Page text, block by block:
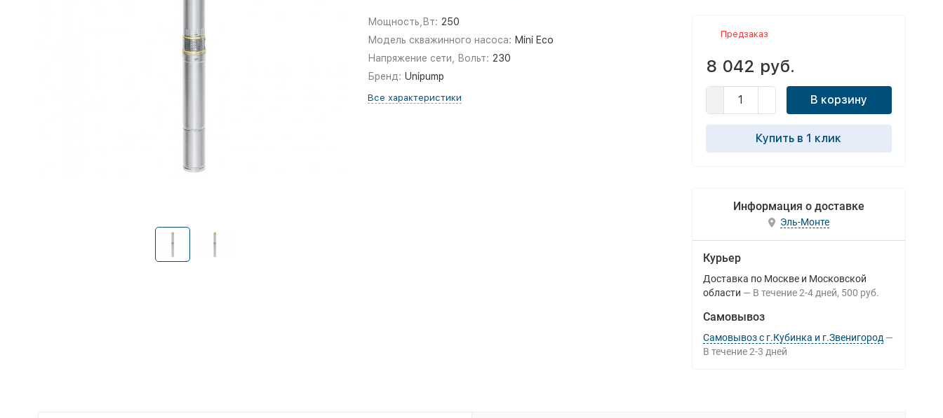
Мощность,Вт: 250
Модель скважинного насоса: Mini Eco
Напряжение сети, Вольт: 230
Бренд: Unipump
Все характеристики
Предзаказ
8 042 руб.
В корзину
Купить в 1 клик
Информация о доставке
Эль-Монте
Курьер
Доставка по Москве и Московской
области
В течение 2-4 дней 500 руб.
Самовывоз
Самовывоз с г.Кубинка и г.Звенигород
В течение 2-3 дней